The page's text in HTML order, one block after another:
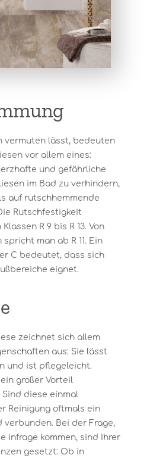
vermuten lässt, bedeuten
vor allem eines:
und gefährliche
im Bad zu verhindern,
auf rutschhemmende
Rutschfestigkeit
R 9 bis R 13. Von
man ab R 11. Ein
C bedeutet, dass sich
eignet.
zeichnet sich allem
aus: Sie lässt
und ist pflegeleicht.
großer Vorteil
Sind diese einmal
Reinigung oftmals ein
verbunden. Bei der Frage,
infrage kommen, sind Ihrer
gesetzt: Ob in